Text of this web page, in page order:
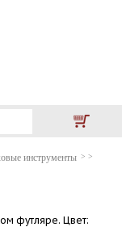
инструменты
футляре. Цвет: